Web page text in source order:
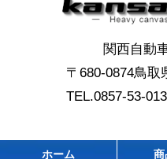
関西自動
〒680-0874鳥取
TEL.0857-53-
ホーム 商